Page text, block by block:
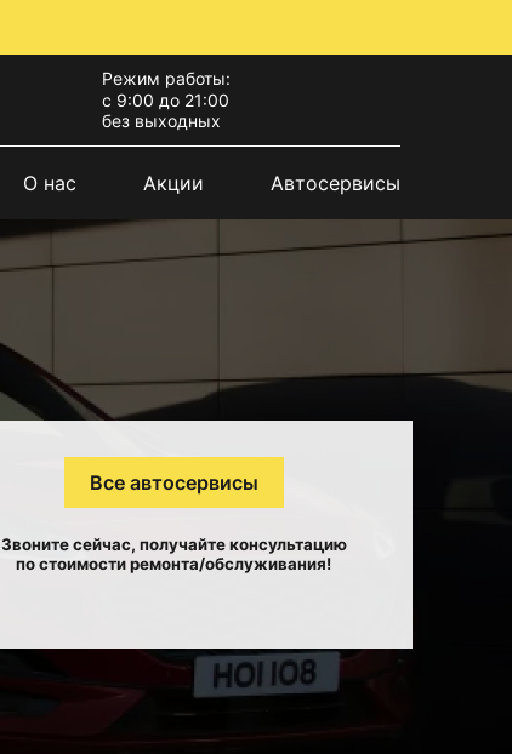
Режим работы:
с 9:00 до 21:00
без выходных
О нас Акции Автосервисы
Все автосервисы
Звоните сейчас, получайте консультацию
по стоимости ремонта/обслуживания!